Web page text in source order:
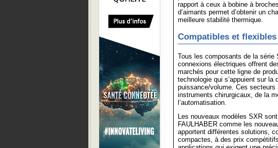
rapport à ceux à bobine à
d’aimants permet d’obtenir un
meilleure stabilité thermique.
Compatibles et
Tous les composants de la
connexions électriques offrent
marchés pour cette ligne de
technologie qui s’appuient sur
puissance/volume. Ces
instruments chirurgicaux, de la
l’automatisation.
Les nouveaux modèles SXR
FAULHABER comme les
apportent différentes solutions,
compactes, à des prix